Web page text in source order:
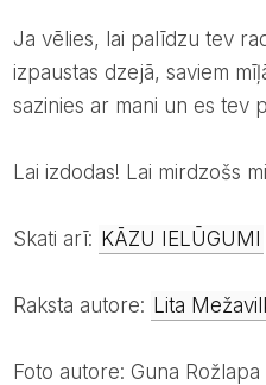
Ja vēlies, lai palīdzu tev radīt kāzu dāvanas, kas
izpaustas dzejā, saviem
sazinies ar mani un es tev
Lai izdodas! Lai mirdzošs
Skati arī: KĀZU IELŪGUMI
Raksta autore: Lita
Foto autore: Guna